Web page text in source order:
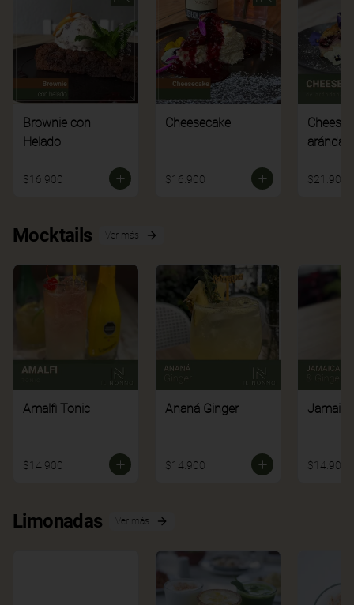
Brownie con
Helado
$16.900
Cheesecake
$16.900 $21.900
Mocktails Ver más
Amalfi Tonic
$14.900
Ananá Ginger
$14.900 $14.900
Limonadas Ver más